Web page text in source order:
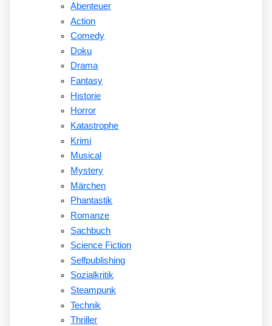
Abenteuer
Action
Comedy
Doku
Drama
Fantasy
Historie
Horror
Katastrophe
Krimi
Musical
Mystery
Märchen
Phantastik
Romanze
Sachbuch
Science Fiction
Selfpublishing
Sozialkritik
Steampunk
Technik
Thriller